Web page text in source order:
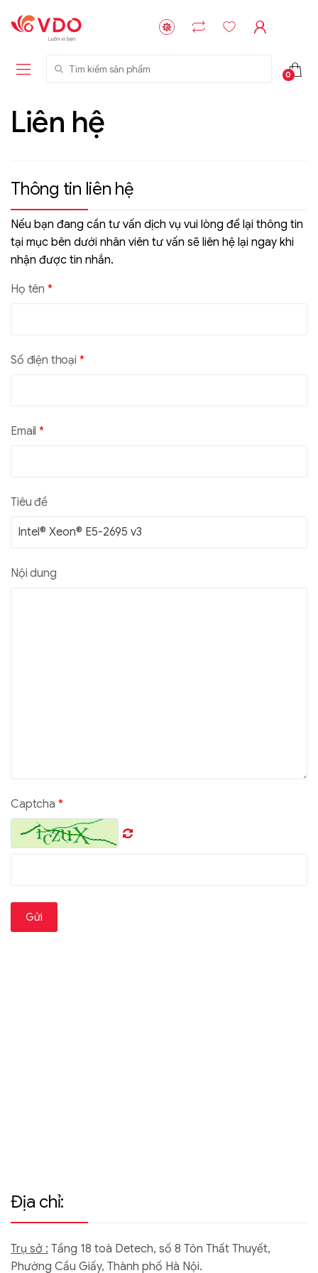
Tìm kiếm sản phẩm
0
Liên hệ
Thông tin liên hệ
Nếu bạn đang cần tư vấn dịch vụ vui lòng để lại thông tin
tại mục bên dưới nhân viên tư vấn sẽ liên hệ lại ngay khi
nhận được tin nhắn.
Họ tên *
Số điện thoại *
Email*
Tiêu đề
Nội dung
Captcha *
Địa chỉ:
Trụ sở : Tầng 18 toà Detech, số 8 Tôn Thất Thuyết,
Phường Cầu Giấy, Thành phố Hà Nội.